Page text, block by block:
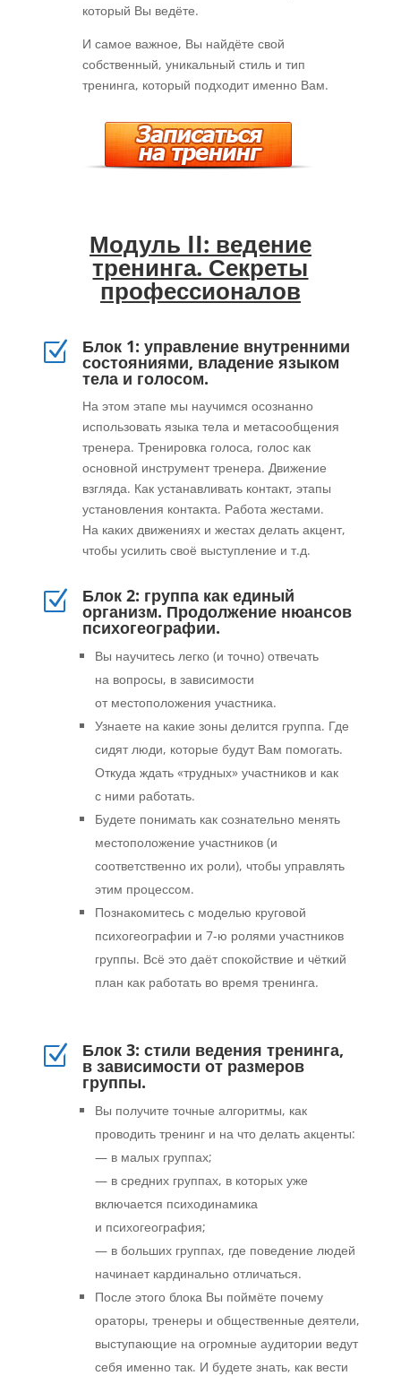
который Вы ведёте.
И самое важное, Вы найдёте свой
собственный, уникальный стиль и тип
тренинга, который подходит именно Вам.
Модуль II: ведение
тренинга. Секреты
профессионалов
Z Блок 1: управление внутренними
состояниями, владение языком
тела и голосом.
На этом этапе мы научимся осознанно
использовать языка тела и метасообщения
тренера. Тренировка голоса, голос как
основной инструмент тренера. Движение
взгляда. Как устанавливать контакт, этапы
установления контакта. Работа жестами.
На каких движениях и жестах делать акцент,
чтобы усилить своё выступление и т.д.
Z Блок 2: группа как единый
организм. Продолжение нюансов
психогеографии.
Вы научитесь легко (и точно) отвечать
на вопросы, в зависимости
от местоположения участника.
Узнаете на какие зоны делится группа. Где
сидят люди, которые будут Вам помогать.
Откуда ждать «трудных» участников и как
с ними работать.
Будете понимать как сознательно менять
местоположение участников (и
соответственно их роли), чтобы управлять
этим процессом.
Познакомитесь с моделью круговой
психогеографии и 7-ю ролями участников
группы. Всё это даёт спокойствие и чёткий
план как работать во время тренинга.
Z Блок 3: стили ведения тренинга,
в зависимости от размеров
группы.
Вы получите точные алгоритмы, как
проводить тренинг и на что делать акценты:
— в малых группах;
— в средних группах, в которых уже
включается психодинамика
и психогеография;
— в больших группах, где поведение людей
начинает кардинально отличаться.
После этого блока Вы поймёте почему
ораторы, тренеры и общественные деятели,
выступающие на огромные аудитории ведут
себя именно так. И будете знать, как вести